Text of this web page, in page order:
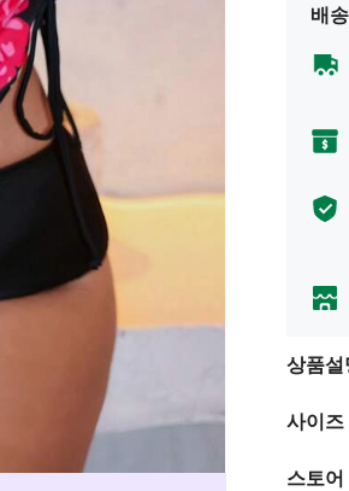
배
상품설
사이즈
스토어